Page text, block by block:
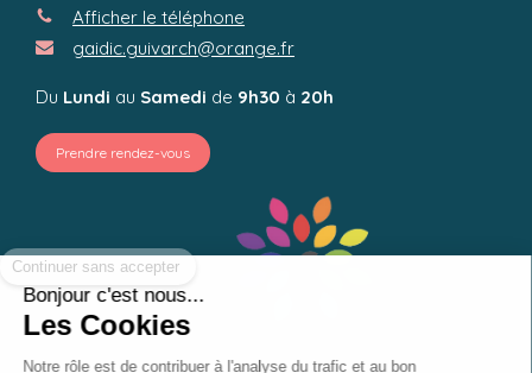
Afficher le téléphone
gaidic.guivarch@orange.fr
Du Lundi au Samedi de 9h30 à 20h
Prendre rendez-vous
Bonjour c'est nous...
Les Cookies
Notre rôle est de contribuer à l'analyse du trafic et au bon